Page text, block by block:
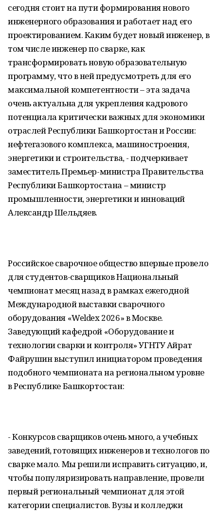
сегодня стоит на пути формирования нового
инженерного образования и работает над его
проектированием. Каким будет новый инженер, в
том числе инженер по сварке, как
трансформировать новую образовательную
программу, что в ней предусмотреть для его
максимальной компетентности – эта задача
очень актуальна для укрепления кадрового
потенциала критически важных для экономики
отраслей Республики Башкортостан и России:
нефтегазового комплекса, машиностроения,
энергетики и строительства, - подчеркивает
заместитель Премьер-министра Правительства
Республики Башкортостана – министр
промышленности, энергетики и инноваций
Александр Шельдяев.
Российское сварочное общество впервые провело
для студентов-сварщиков Национальный
чемпионат месяц назад в рамках ежегодной
Международной выставки сварочного
оборудования «Weldex 2026» в Москве.
Заведующий кафедрой «Оборудование и
технологии сварки и контроля» УГНТУ Айрат
Файрушин выступил инициатором проведения
подобного чемпионата на региональном уровне
в Республике Башкортостан:
- Конкурсов сварщиков очень много, а учебных
заведений, готовящих инженеров и технологов по
сварке мало. Мы решили исправить ситуацию, и,
чтобы популяризировать направление, провели
первый региональный чемпионат для этой
категории специалистов. Вузы и колледжи